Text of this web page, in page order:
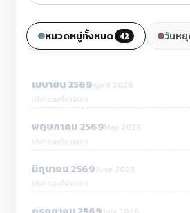
หมวดหมู่ทั้งหมด 42 วันห
เมษายน 2569April 2026
(กิจกรรมที่ผ่านมา)
พฤษภาคม 2569May 2026
(กิจกรรมที่ผ่านมา)
มิถุนายน 2569June 2026
(กิจกรรมที่ผ่านมา)